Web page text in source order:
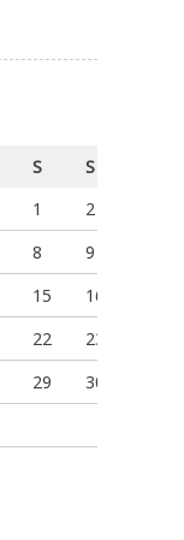
S
S
1
2
8
9
15
16
22
23
29
30